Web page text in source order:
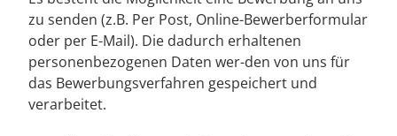
zu senden (z.B. Per Post, Online-Bewerberformular
oder per E-Mail). Die dadurch erhaltenen
personenbezogenen Daten wer-den von uns für
das Bewerbungsverfahren gespeichert und
verarbeitet.